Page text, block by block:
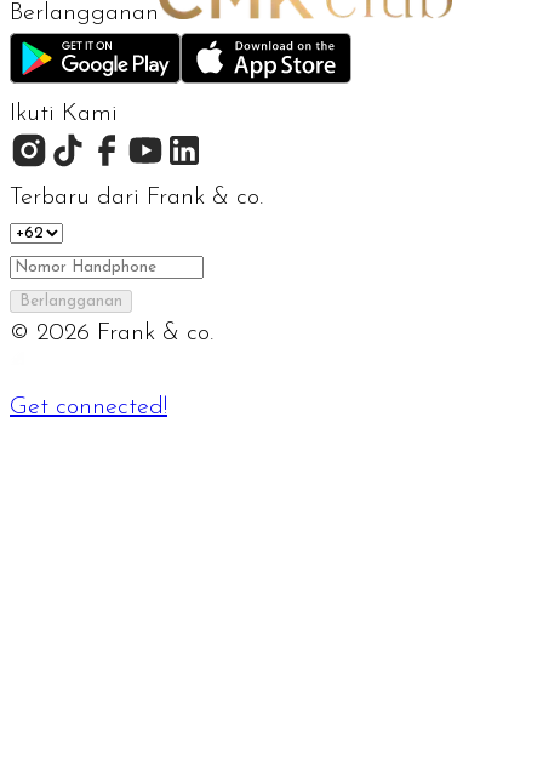
Berlangganan
Ikuti Kami
Terbaru dari Frank & co.
Berlangganan
© 2026 Frank & co.
Get connected!